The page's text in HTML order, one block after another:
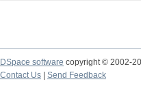
DSpace software copyright © 2002-
Contact Us
Send Feedback